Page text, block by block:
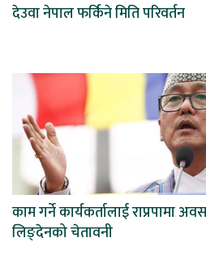
देउवा नेपाल फर्किने मिति परिवर्तन
काम गर्ने कार्यकर्तालाई राप्रपामा
लिङ्देनको चेतावनी